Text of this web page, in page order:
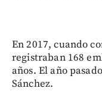
En 2017, cuando
registraban 168
años. El año
Sánchez.